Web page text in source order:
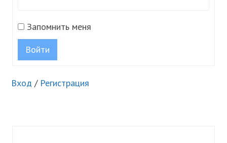
Запомнить меня
Войти
Вход / Регистрация